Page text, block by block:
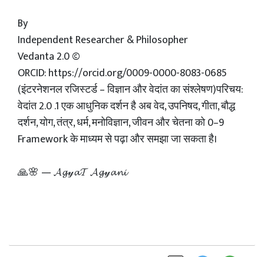
By
Independent Researcher & Philosopher
Vedanta 2.0 ©
ORCID: https://orcid.org/0009-0000-8083-0685
(इंटरनेशनल रजिस्टर्ड – विज्ञान और वेदांत का संश्लेषण)परिचय:
वेदांत 2.0 .1 एक आधुनिक दर्शन है अब वेद, उपनिषद, गीता, बौद्ध
दर्शन, योग, तंत्र, धर्म, मनोविज्ञान, जीवन और चेतना को 0–9
Framework के माध्यम से पढ़ा और समझा जा सकता है।
🙏🌸 — 𝓐𝓰𝓎𝓪𝓣 𝓐𝓰𝓎𝓪𝓷𝓲